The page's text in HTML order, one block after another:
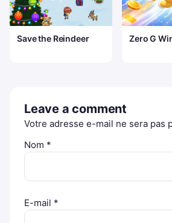
Save the Reindeer Zero G
Leave a comment
Votre adresse e-mail ne sera pas
Nom *
E-mail *